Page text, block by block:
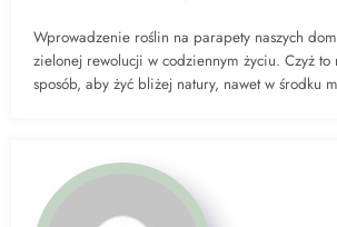
Wprowadzenie roślin na parapety naszych
zielonej rewolucji w codziennym życiu. Czyż to
sposób, aby żyć bliżej natury, nawet w środku